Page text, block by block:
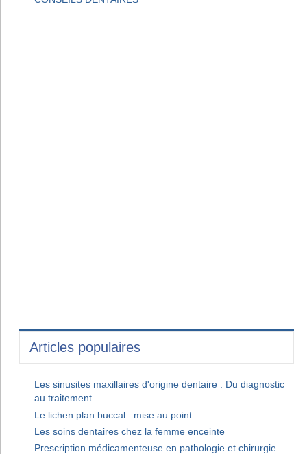
Articles populaires
Les sinusites maxillaires d'origine dentaire : Du diagnostic
au traitement
Le lichen plan buccal : mise au point
Les soins dentaires chez la femme enceinte
Prescription médicamenteuse en pathologie et chirurgie